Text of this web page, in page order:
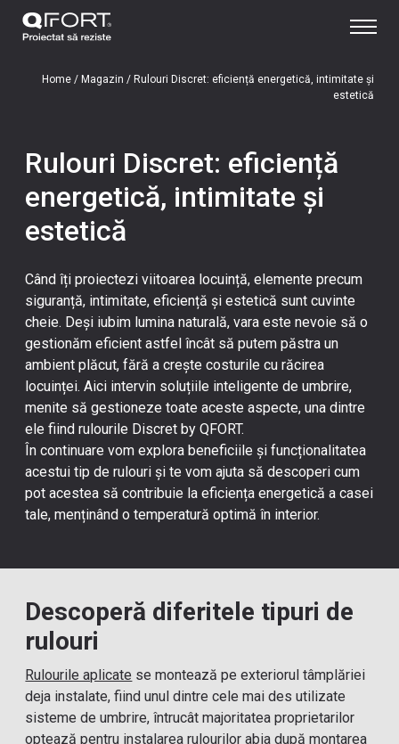
Home/ Magazin / Rulouri Discret: eficiență energetică, intimitate și
estetică
Rulouri Discret: eficiență
energetică, intimitate și
estetică
Când îți proiectezi viitoarea locuință, elemente precum
siguranță, intimitate, eficiență și estetică sunt cuvinte
cheie. Deși iubim lumina naturală, vara este nevoie să o
gestionăm eficient astfel încât să putem păstra un
ambient plăcut, fără a crește costurile cu răcirea
locuinței. Aici intervin soluțiile inteligente de umbrire,
menite să gestioneze toate aceste aspecte, una dintre
ele fiindrulourile Discret by QFORT.
În continuare vom explora beneficiile și funcționalitatea
acestui tip de rulouri și te vom ajuta să descoperi cum
pot acestea să contribuie la eficiența energetică a casei
tale, menținând o temperatură optimă în interior.
Descoperă diferitele tipuri de
rulouri
Rulourile aplicate se montează pe exteriorul tâmplăriei
deja instalate, fiind unul dintre cele mai des utilizate
sisteme de umbrire, întrucât majoritatea proprietarilor
optează pentru instalarea rulourilor abia după montarea